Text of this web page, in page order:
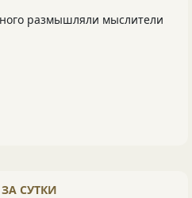
размышляли мыслители
СУТКИ